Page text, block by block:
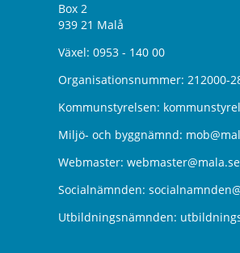
Box 2
939 21 Malå
Växel: 0953 - 140 00
Organisationsnummer: 212000-
Kommunstyrelsen:
Miljö- och byggnämnd:
Webmaster: webmaster@mala.se
Socialnämnden:
Utbildningsnämnden: